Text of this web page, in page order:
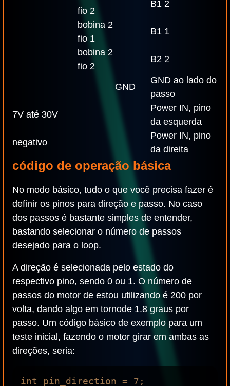
fio 2
B1 2
bobina 2
fio 1
B1 1
bobina 2
fio 2
B2 2
GND
GND ao lado do
passo
7V até 30V
Power IN, pino
da esquerda
negativo
Power IN, pino
da direita
código de operação básica
No modo básico, tudo o que você precisa fazer é
definir os pinos para direção e passo. No caso
dos passos é bastante simples de entender,
bastando selecionar o número de passos
desejado para o loop.
A direção é selecionada pelo estado do
respectivo pino, sendo 0 ou 1. O número de
passos do motor de estou utilizando é 200 por
volta, dando algo em tornode 1.8 graus por
passo. Um código básico de exemplo para um
teste inicial, fazendo o motor girar em ambas as
direções, seria:
int pin_direction = 7;